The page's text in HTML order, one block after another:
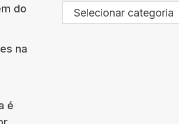
do
na
é
Selecionar categoria